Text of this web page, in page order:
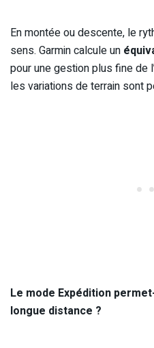
En montée ou descente, le
sens. Garmin calcule un
pour une gestion plus fine de
les variations de terrain sont
Le mode Expédition
longue distance ?